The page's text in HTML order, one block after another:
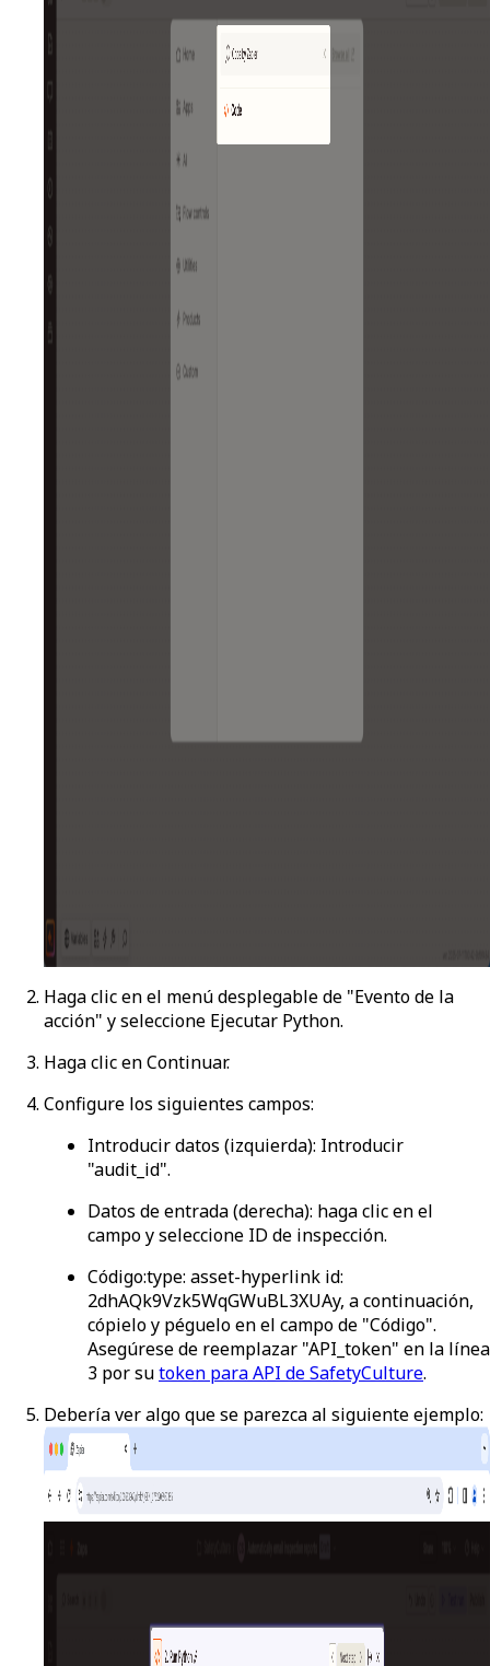
Haga clic en el menú desplegable de "Evento de la
acción" y seleccione Ejecutar Python.
Haga clic enContinuar.
Configure los siguientes campos:
Introducir datos (izquierda): Introducir
"audit_id".
Datos de entrada(derecha): haga clic en el
campo y seleccione ID de inspección.
Código:type: asset-hyperlink id:
2dhAQk9Vzk5WqGWuBL3XUAy, a continuación,
cópielo y péguelo en el campo de "Código".
Asegúrese de reemplazar "API_token" en la línea
3 por sutoken para API de SafetyCulture.
Debería ver algo que se parezca al siguiente ejemplo: